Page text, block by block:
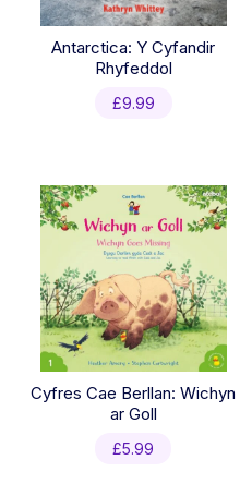
Antarctica: Y Cyfandir
Rhyfeddol
£9.99
Cyfres Cae Berllan: Wichyn
ar Goll
£5.99